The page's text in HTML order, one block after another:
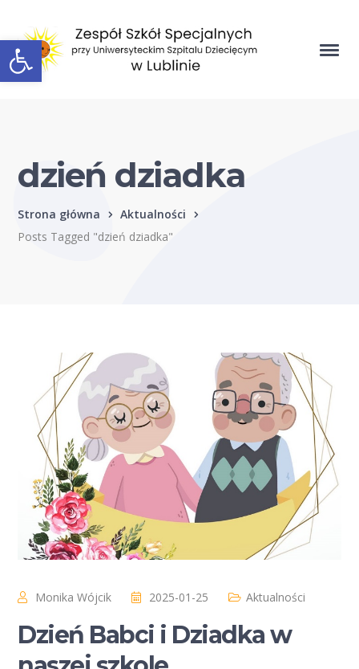
Open toolbar
dzień dziadka
Strona główna
Aktualności
Posts Tagged "dzień dziadka"
Monika Wójcik 2025-01-25 Aktualności
Dzień Babci i Dziadka w